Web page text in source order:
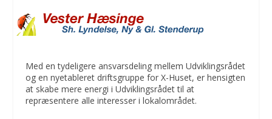
Med en tydeligere ansvarsdeling mellem Udviklingsrådet
og en nyetableret driftsgruppe for X-Huset, er hensigten
at skabe mere energi i Udviklingsrådet til at
repræsentere alle interesser i lokalområdet.